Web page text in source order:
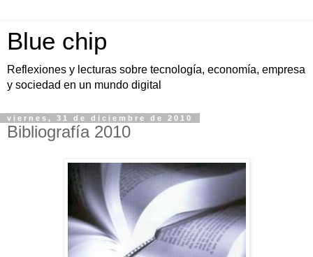
Blue chip
Reflexiones y lecturas sobre tecnología, economía, empresa
y sociedad en un mundo digital
viernes, 31 de diciembre de 2010
Bibliografía 2010